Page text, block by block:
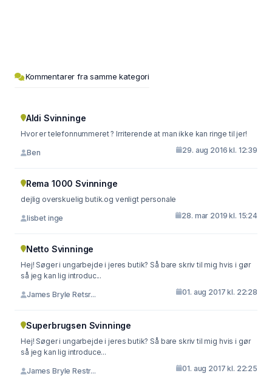
Kommentarer fra samme kategori
Aldi Svinninge
Hvor er telefonnummeret ? Irriterende at man ikke kan ringe til jer!
Ben 29. aug 2016 kl. 12:39
Rema 1000 Svinninge
dejlig overskuelig butik.og venligt personale
lisbet inge 28. mar 2019 kl. 15:24
Netto Svinninge
Hej! Søger i ungarbejde i jeres butik? Så bare skriv til mig hvis i gør
så jeg kan lig introduc...
James Bryle Retsr... 01. aug 2017 kl. 22:28
Superbrugsen Svinninge
Hej! Søger i ungarbejde i jeres butik? Så bare skriv til mig hvis i gør
så jeg kan lig introduce...
James Bryle Restr... 01. aug 2017 kl. 22:25